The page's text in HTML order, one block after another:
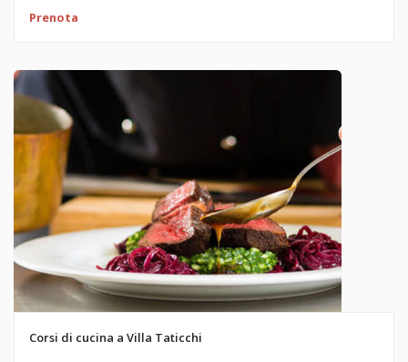
Prenota
Corsi di cucina a Villa Taticchi